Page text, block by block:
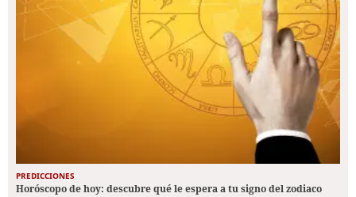
PREDICCIONES
Horóscopo de hoy: descubre qué le espera a tu signo del zodiaco